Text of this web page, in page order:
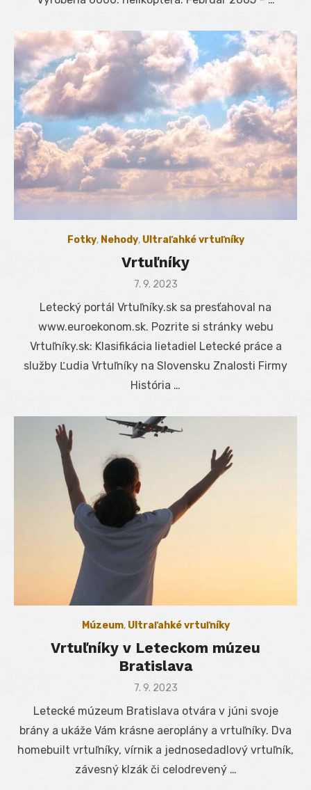
Fotky, Nehody, Ultraľahké vrtuľníky
Vrtuľníky
Posted
7. 9. 2023
Letecký portál Vrtuľníky.sk sa presťahoval na
www.euroekonom.sk. Pozrite si stránky webu
Vrtuľníky.sk: Klasifikácia lietadiel Letecké práce a
služby Ľudia Vrtuľníky na Slovensku Znalosti Firmy
História …
Múzeum, Ultraľahké vrtuľníky
Vrtuľníky v Leteckom múzeu
Bratislava
Posted
7. 9. 2023
Letecké múzeum Bratislava otvára v júni svoje
brány a ukáže Vám krásne aeroplány a vrtuľníky. Dva
homebuilt vrtuľníky, vírnik a jednosedadlový vrtuľník,
závesný klzák či celodrevený …